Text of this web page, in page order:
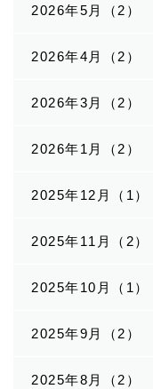
2026年5月（2）
2026年4月（2）
2026年3月（2）
2026年1月（2）
2025年12月（1）
2025年11月（2）
2025年10月（1）
2025年9月（2）
2025年8月（2）